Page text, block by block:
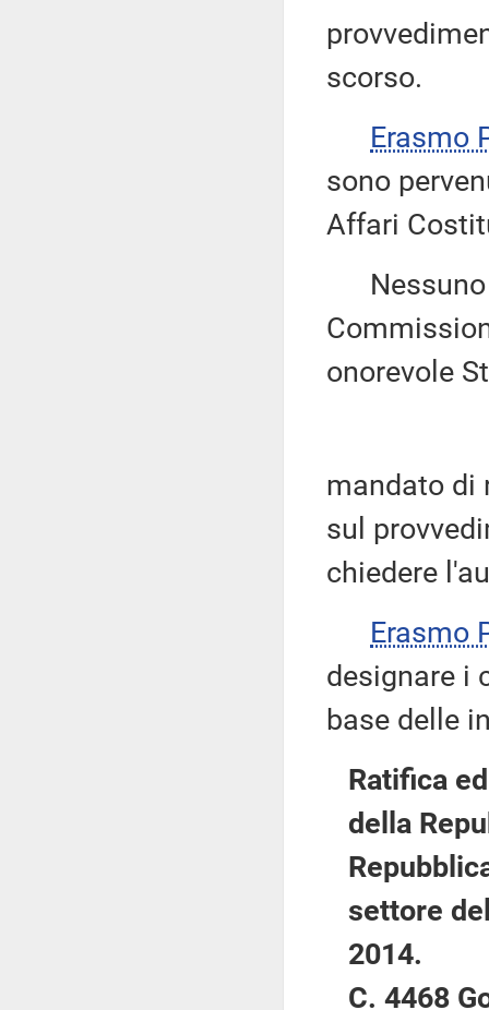
scorso.
Erasmo
sono
Affari
Nessuno
onorevole
mandato di
sul
chiedere
Erasmo
designare i
base delle
Ratifica
della
settore
2014.
C. 4468